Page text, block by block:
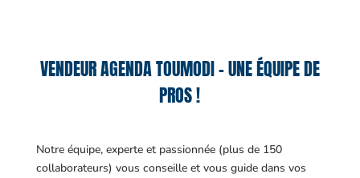
VENDEUR AGENDA TOUMODI – UNE ÉQUIPE DE
PROS !
Notre équipe, experte et passionnée (plus de 150
collaborateurs) vous conseille et vous guide dans vos